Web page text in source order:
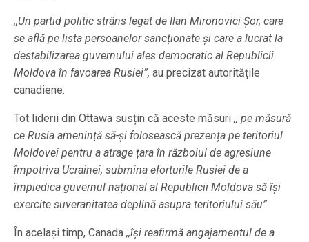
,,Un partid politic strâns legat de Ilan Mironovici Șor, care
se află pe lista persoanelor sancționate și care a lucrat la
destabilizarea guvernului ales democratic al Republicii
Moldova în favoarea Rusiei”, au precizat autoritățile
canadiene.
Tot liderii din Ottawa susțin că aceste măsuri ,, pe măsură
ce Rusia amenință să-și folosească prezența pe teritoriul
Moldovei pentru a atrage țara în războiul de agresiune
împotriva Ucrainei, submina eforturile Rusiei de a
împiedica guvernul național al Republicii Moldova să își
exercite suveranitatea deplină asupra teritoriului său”.
În același timp, Canada ,,își reafirmă angajamentul de a